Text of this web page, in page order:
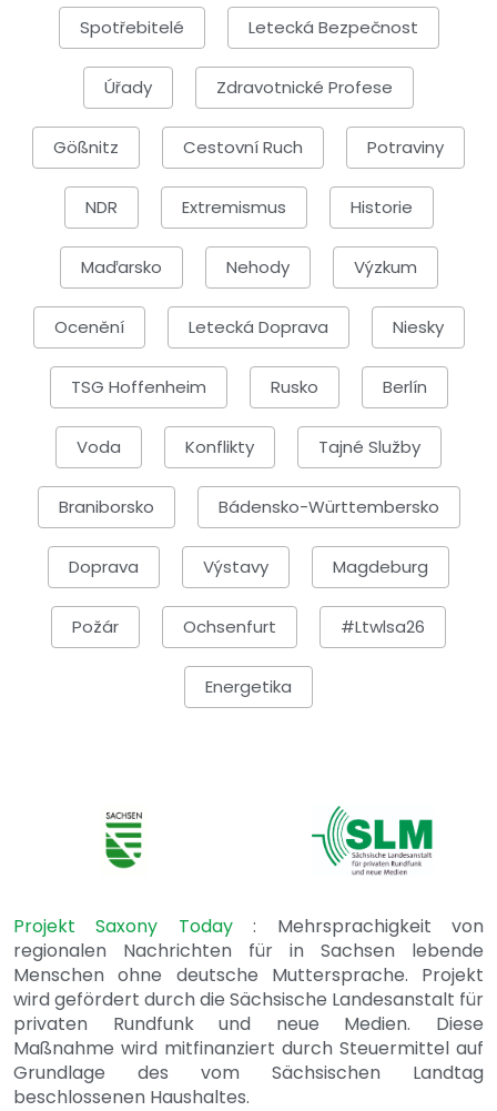
Spotřebitelé Letecká Bezpečnost
Úřady Zdravotnické Profese
Gößnitz Cestovní Ruch Potraviny
NDR Extremismus Historie
Maďarsko Nehody Výzkum
Ocenění Letecká Doprava Niesky
TSG Hoffenheim Rusko Berlín
Voda Konflikty Tajné Služby
Braniborsko Bádensko-Württembersko
Doprava Výstavy Magdeburg
Požár Ochsenfurt #ltwlsa26
Energetika
Projekt Saxony Today: Mehrsprachigkeit von
regionalen Nachrichten für in Sachsen lebende
Menschen ohne deutsche Muttersprache. Projekt
wird gefördert durch die Sächsische Landesanstalt für
privaten Rundfunk und neue Medien. Diese
Maßnahme wird mitfinanziert durch Steuermittel auf
Grundlage des vom Sächsischen Landtag
beschlossenen Haushaltes.